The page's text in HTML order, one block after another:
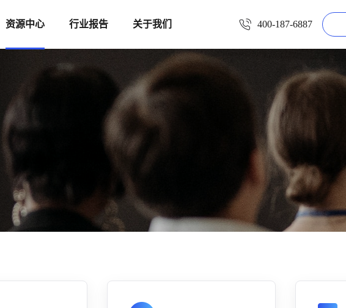
资源中心 行业报告 关于我们 400-187-6887